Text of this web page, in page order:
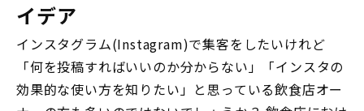
イデア
インスタグラム(Instagram)で集客をしたいけれど
「何を投稿すればいいのか分からない」「インスタの
効果的な使い方を知りたい」と思っている飲食店オー